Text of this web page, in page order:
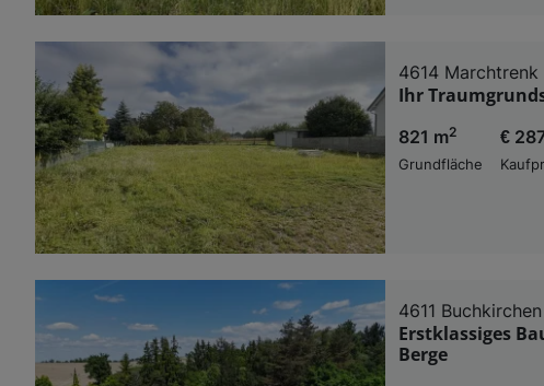
4614 Marchtrenk
Ihr
821 m2
Grundfläche
€
4611 Buchkirchen
Erstklassiges
Berge